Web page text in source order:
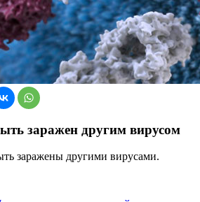
заражен другим вирусом
заражены другими вирусами.